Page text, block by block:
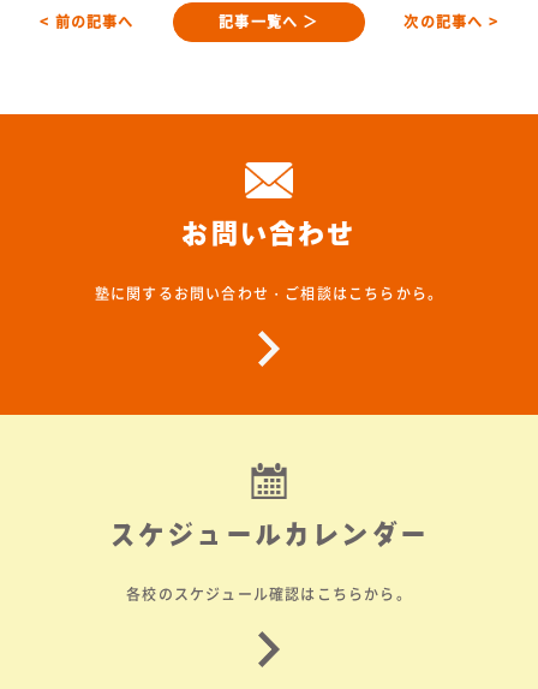
< 前の記事へ 記事一覧へ ＞ 次の記事へ >
お問い合わせ
塾に関するお問い合わせ・ご相談はこちらから。
スケジュールカレンダー
各校のスケジュール確認はこちらから。